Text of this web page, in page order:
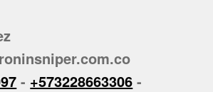
- +573228663306 -